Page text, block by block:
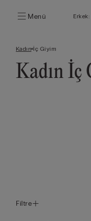
Menü Erkek:
Kadın İç Giyim
Kadın İç
Filtre